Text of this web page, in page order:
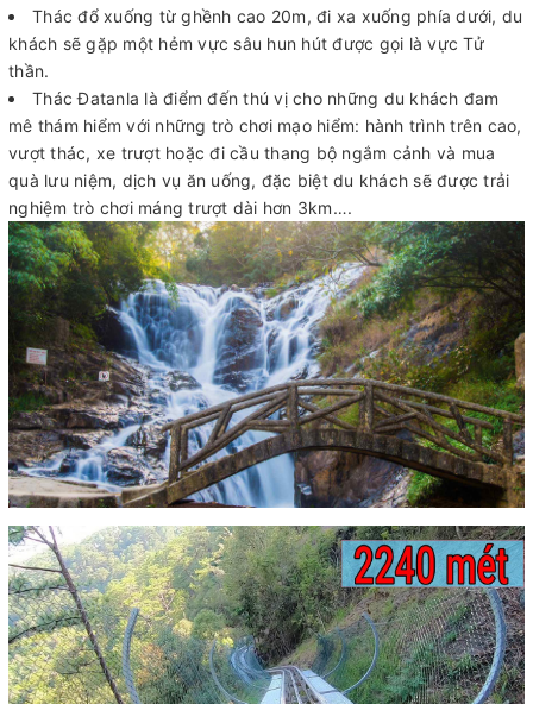
Thác đổ xuống từ ghềnh cao 20m, đi xa xuống phía dưới, du
khách sẽ gặp một hẻm vực sâu hun hút được gọi là vực Tử
thần.
Thác Đatanla là điểm đến thú vị cho những du khách đam
mê thám hiểm với những trò chơi mạo hiểm: hành trình trên cao,
vượt thác, xe trượt hoặc đi cầu thang bộ ngắm cảnh và mua
quà lưu niệm, dịch vụ ăn uống, đặc biệt du khách sẽ được trải
nghiệm trò chơi máng trượt dài hơn 3km….